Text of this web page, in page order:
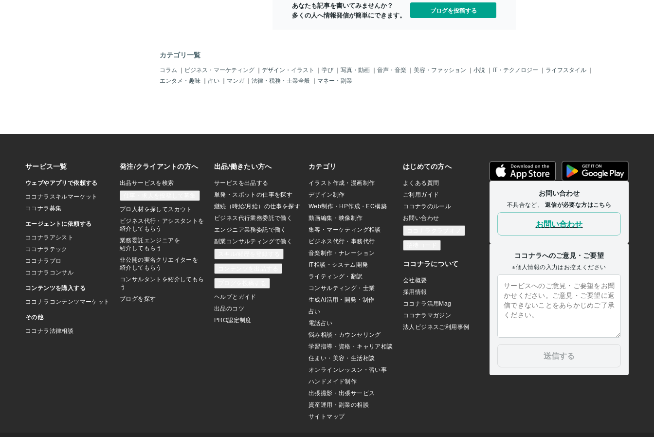
ル」とくれば、やはり「ポール・モーリ
ア」が、好敵手？でしょ～♪ちがう？？
もう、説明不要なくらいに有名過ぎて、
ダレもが一度は聴いたことある「ココロ
洗われる名曲」じゃね。そう、「恋はみ
「インスト」なんじゃけど、ちと「毛
色？」が違う雰囲気の有名な「ジェッ
ト・ストリーム」という傑作じゃ。ま～
みなさんも知っているはずよ～ん。まる
で「ジェット機」に乗っている気分を
「城達也
あなたも記事を書いてみませんか？
多くの人へ情報発信が簡単にできます。
ブログを投稿する
カテゴリ一覧
コラム ｜ ビジネス・マーケティング ｜ デザイン・イラスト ｜ 学び ｜ 写真・動画 ｜ 音声・音楽 ｜ 美容・ファッション ｜ 小説 ｜ IT・テクノロジー ｜ ライフスタイル ｜
エンタメ・趣味 ｜ 占い ｜ マンガ ｜ 法律・税務・士業全般 ｜ マネー・副業